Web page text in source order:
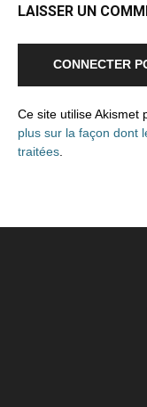
LAISSER UN
CONNECTER
Ce site utilise Akismet
plus sur la façon dont
traitées